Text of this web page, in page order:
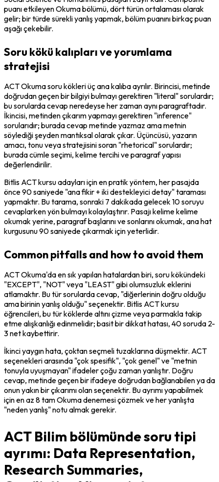
puanı etkileyen Okuma bölümü, dört türün ortalaması olarak
gelir; bir türde sürekli yanlış yapmak, bölüm puanını birkaç puan
aşağı çekebilir.
Soru kökü kalıpları ve yorumlama
stratejisi
ACT Okuma soru kökleri üç ana kalıba ayrılır. Birincisi, metinde
doğrudan geçen bir bilgiyi bulmayı gerektiren "literal" sorulardır;
bu sorularda cevap neredeyse her zaman aynı paragraftadır.
İkincisi, metinden çıkarım yapmayı gerektiren "inference"
sorularıdır; burada cevap metinde yazmaz ama metnin
söylediği şeyden mantıksal olarak çıkar. Üçüncüsü, yazarın
amacı, tonu veya stratejisini soran "rhetorical" sorulardır;
burada cümle seçimi, kelime tercihi ve paragraf yapısı
değerlendirilir.
Bitlis ACT kursu adayları için en pratik yöntem, her pasajda
önce 90 saniyede "ana fikir + iki destekleyici detay" taraması
yapmaktır. Bu tarama, sonraki 7 dakikada gelecek 10 soruyu
cevaplarken yön bulmayı kolaylaştırır. Pasajı kelime kelime
okumak yerine, paragraf başlarını ve sonlarını okumak, ana hat
kurgusunu 90 saniyede çıkarmak için yeterlidir.
Common pitfalls and how to avoid them
ACT Okuma'da en sık yapılan hatalardan biri, soru kökündeki
"EXCEPT", "NOT" veya "LEAST" gibi olumsuzluk eklerini
atlamaktır. Bu tür sorularda cevap, "diğerlerinin doğru olduğu
ama birinin yanlış olduğu" seçenektir. Bitlis ACT kursu
öğrencileri, bu tür köklerde altını çizme veya parmakla takip
etme alışkanlığı edinmelidir; basit bir dikkat hatası, 40 soruda 2-
3 net kaybettirir.
İkinci yaygın hata, çoktan seçmeli tuzaklarına düşmektir. ACT
seçenekleri arasında "çok spesifik", "çok genel" ve "metnin
tonuyla uyuşmayan" ifadeler çoğu zaman yanlıştır. Doğru
cevap, metinde geçen bir ifadeye doğrudan bağlanabilen ya da
onun yakın bir çıkarımı olan seçenektir. Bu ayrımı yapabilmek
için en az 8 tam Okuma denemesi çözmek ve her yanlışta
"neden yanlış" notu almak gerekir.
ACT Bilim bölümünde soru tipi
ayrımı: Data Representation,
Research Summaries,